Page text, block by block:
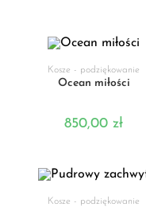
DODAJ DO KOSZYKA
Kosze - podziękowanie
Ocean miłości
850,00zł
DODAJ DO KOSZYKA
Kosze - podziękowanie